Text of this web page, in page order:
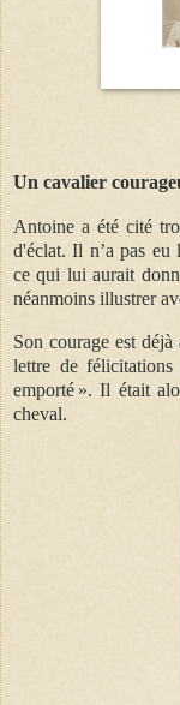
Un cavalier
Antoine a été cité
d'éclat. Il n’a pas eu
ce qui lui aurait
néanmoins illustrer
Son courage est
lettre de
emporté ». Il était
cheval.